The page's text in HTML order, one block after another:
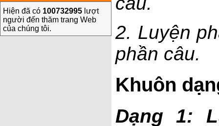
Hiện đã có 100732995 lượt
người đến thăm trang Web
của chúng tôi.
2. Luyện
phần câu.
Khuôn
Dạng 1: